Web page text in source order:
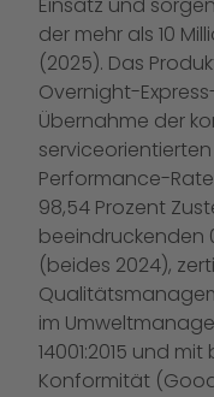
Einsatz und
der mehr als 10
(2025). Das
Overnight-
Übernahme der
Performance-
98,54 Prozent
beeindruckenden
(beides 2024),
im
14001:2015 und
Konformität